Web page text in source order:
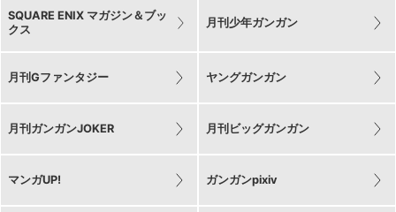
SQUARE ENIX マガジン＆ブッ
クス
月刊少年ガンガン
月刊Gファンタジー ヤングガンガン
月刊ガンガンJOKER 月刊ビッグガンガン
マンガUP! ガンガンpixiv